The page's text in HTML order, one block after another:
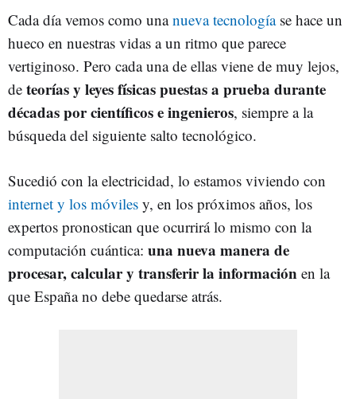
Cada día vemos como unanueva tecnologíase hace un
hueco en nuestras vidas a un ritmo que parece
vertiginoso. Pero cada una de ellas viene de muy lejos,
de teorías y leyes físicas puestas a prueba durante
décadas por científicos e ingenieros, siempre a la
búsqueda del siguiente salto tecnológico.
Sucedió con la electricidad, lo estamos viviendo con
internet y los móviles y, en los próximos años, los
expertos pronostican que ocurrirá lo mismo con la
computación cuántica: una nueva manera de
procesar, calcular y transferir la información en la
que España no debe quedarse atrás.